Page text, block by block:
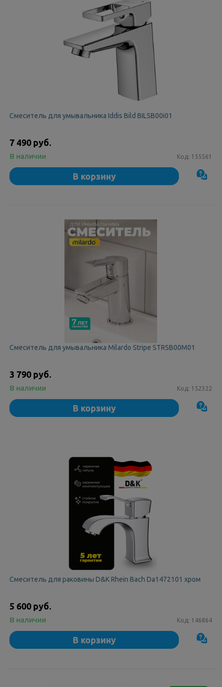
Смеситель для умывальника Iddis Bild BILSB00i01
7 490 руб.
В наличии Код: 155561
В корзину
Смеситель для умывальника Milardo Stripe STRSB00M01
3 790 руб.
В наличии Код: 152322
В корзину
Смеситель для раковины D&K Rhein Bach Da1472101 хром
5 600 руб.
В наличии Код: 146864
В корзину